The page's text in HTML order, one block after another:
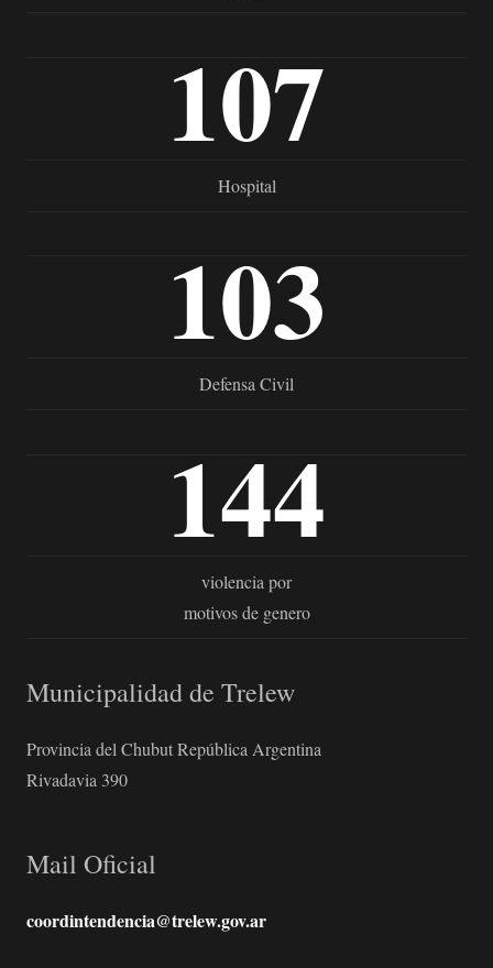
107
Hospital
103
Defensa Civil
144
violencia por
motivos de genero
Municipalidad de Trelew
Provincia del Chubut República Argentina
Rivadavia 390
Mail Oficial
coordintendencia@trelew.gov.ar